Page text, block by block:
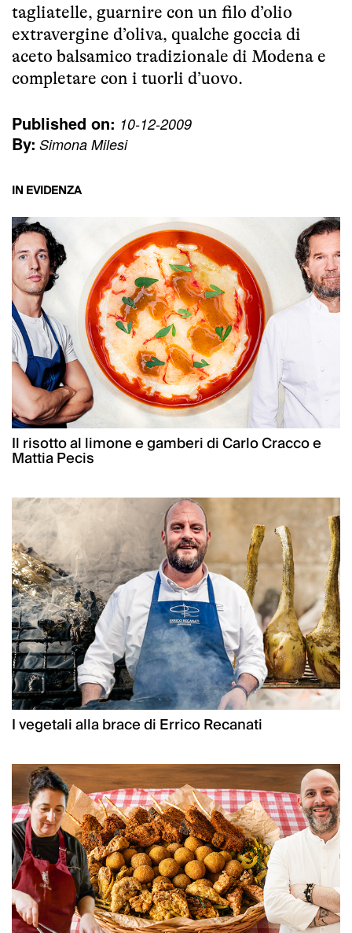
tagliatelle, guarnire con un filo d’olio
extravergine d’oliva, qualche goccia di
aceto balsamico tradizionale di Modena e
completare con i tuorli d’uovo.
Published on: 10-12-2009
By: Simona Milesi
IN EVIDENZA
Il risotto al limone e gamberi di Carlo Cracco e
Mattia Pecis
I vegetali alla brace di Errico Recanati